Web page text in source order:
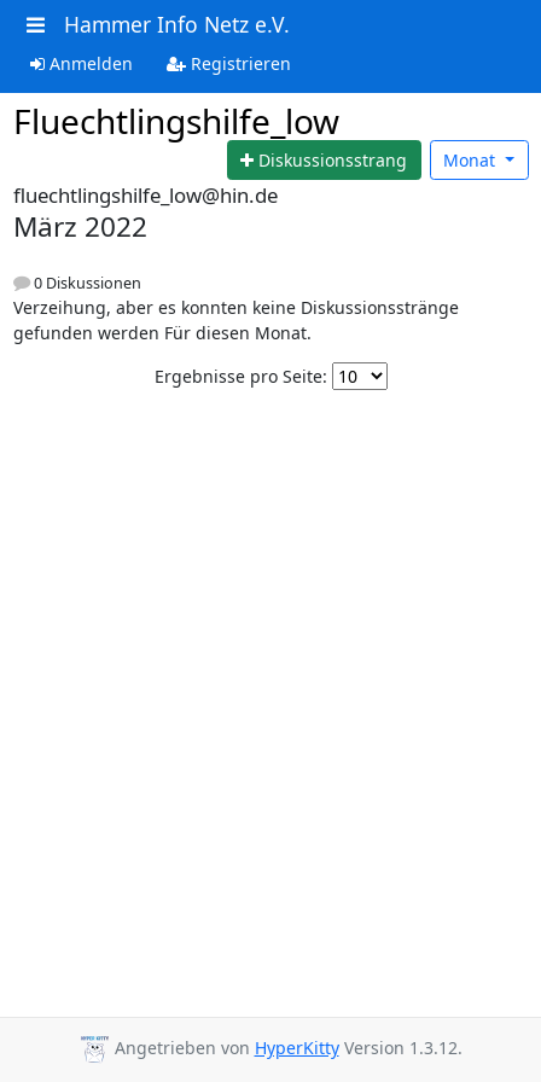
Hammer Info Netz e.V.
Anmelden Registrieren
Fluechtlingshilfe_low
Diskussionsstrang Monat
fluechtlingshilfe_low@hin.de
März 2022
0 Diskussionen
Verzeihung, aber es konnten keine Diskussionsstränge
gefunden werden Für diesen Monat.
Ergebnisse pro Seite:
Angetrieben von HyperKittyVersion 1.3.12.